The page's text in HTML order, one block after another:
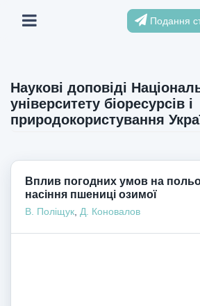
Подання
Наукові доповіді
університету біоресурсів і
природокористування
Вплив погодних умов на
насіння пшениці озимої
В. Поліщук Д. Коновалов